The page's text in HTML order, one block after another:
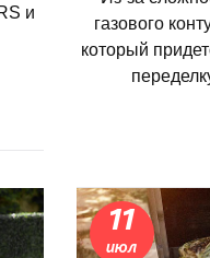
и
газового
который
11
июл